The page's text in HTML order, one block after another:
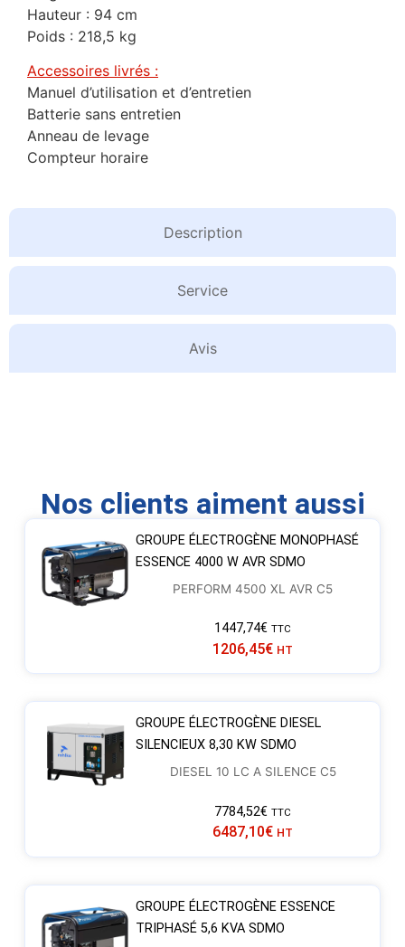
Description
Service
Avis
Hauteur : 94 cm
Poids : 218,5 kg
Accessoires livrés :
Manuel d’utilisation et d’entretien
Batterie sans entretien
Anneau de levage
Compteur horaire
Nos clients aiment aussi
GROUPE ÉLECTROGÈNE MONOPHASÉ
ESSENCE 4000 W AVR SDMO
PERFORM 4500 XL AVR C5
1447,74€ TTC
1206,45€ HT
GROUPE ÉLECTROGÈNE DIESEL
SILENCIEUX 8,30 KW SDMO
DIESEL 10 LC A SILENCE C5
7784,52€ TTC
6487,10€ HT
GROUPE ÉLECTROGÈNE ESSENCE
TRIPHASÉ 5,6 KVA SDMO